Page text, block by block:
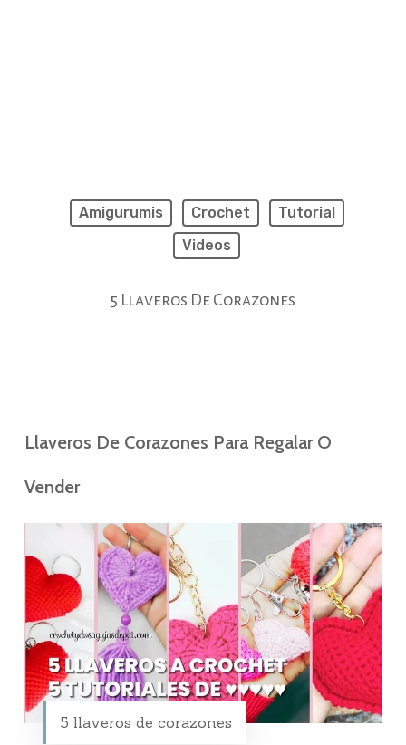
Amigurumis Crochet
Tutorial
Videos
5 Llaveros De Corazones
Llaveros De Corazones Para Regalar O
Vender
5 llaveros de corazones